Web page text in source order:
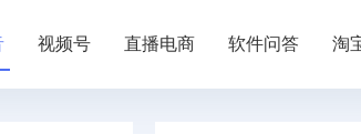
视频号 直播电商 软件问答 淘